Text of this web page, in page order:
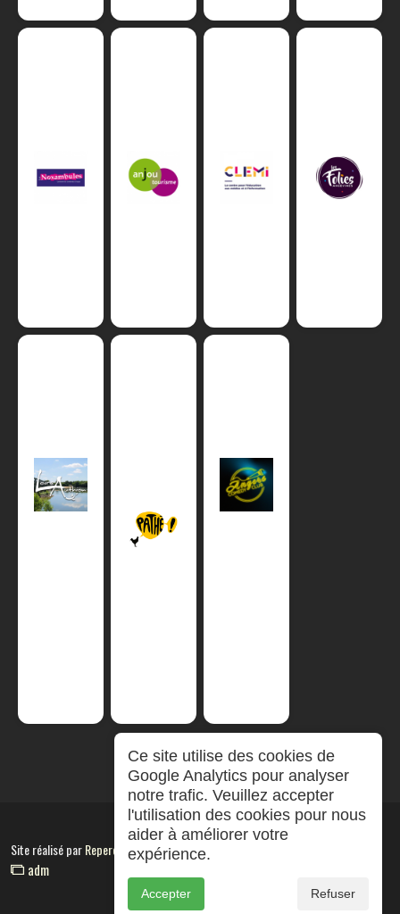
Site réalisé parRepereCom
adm
Ce site utilise des cookies de
Google Analytics pour analyser
notre trafic. Veuillez accepter
l'utilisation des cookies pour nous
aider à améliorer votre
expérience.
Accepter Refuser